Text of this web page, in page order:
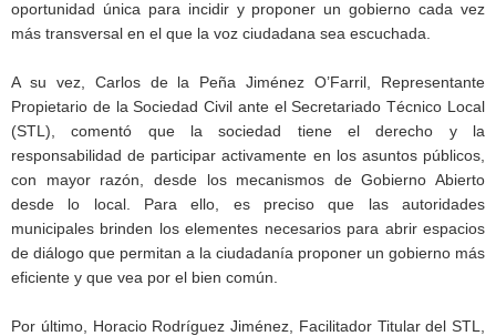
oportunidad única para incidir y proponer un gobierno cada vez
más transversal en el que la voz ciudadana sea escuchada.
A su vez, Carlos de la Peña Jiménez O’Farril, Representante
Propietario de la Sociedad Civil ante el Secretariado Técnico Local
(STL), comentó que la sociedad tiene el derecho y la
responsabilidad de participar activamente en los asuntos públicos,
con mayor razón, desde los mecanismos de Gobierno Abierto
desde lo local. Para ello, es preciso que las autoridades
municipales brinden los elementes necesarios para abrir espacios
de diálogo que permitan a la ciudadanía proponer un gobierno más
eficiente y que vea por el bien común.
Por último, Horacio Rodríguez Jiménez, Facilitador Titular del STL,